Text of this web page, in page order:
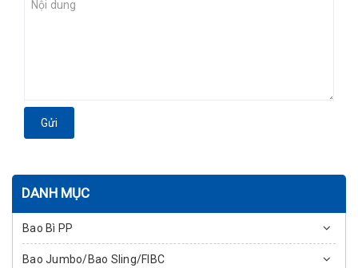
Gửi
DANH MỤC
Bao Bì PP
Bao Jumbo/Bao Sling/FIBC